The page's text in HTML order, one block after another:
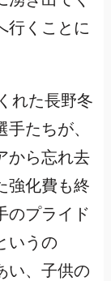
行くことに
れた長野冬
たちが、
から忘れ去
強化費も終
のプライド
いうの
い、子供の